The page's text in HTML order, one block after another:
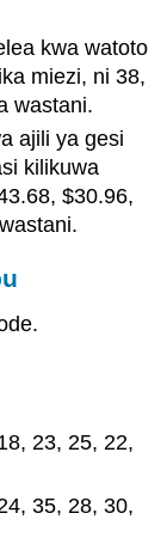
kwa watoto
miezi, ni 38,
wastani.
ajili ya gesi
kilikuwa
$30.96,
23, 25, 22,
35, 28, 30,